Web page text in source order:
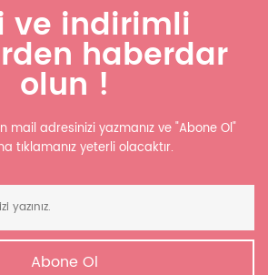
ve indirimli
haberdar
olun !
mail adresinizi yazmanız ve "Abone Ol"
tıklamanız yeterli olacaktır.
Abone Ol